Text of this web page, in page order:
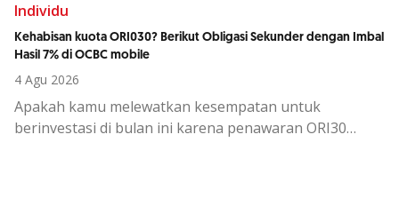
Individu
Kehabisan kuota ORI030? Berikut Obligasi Sekunder dengan Imbal
Hasil 7% di OCBC mobile
4 Agu 2026
Apakah kamu melewatkan kesempatan untuk
berinvestasi di bulan ini karena penawaran ORI30